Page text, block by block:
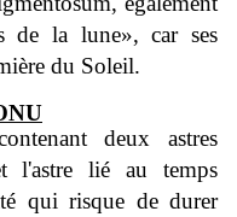
de la lune», car ses
du Soleil.
deux astres
l'astre lié au temps
qui risque de durer